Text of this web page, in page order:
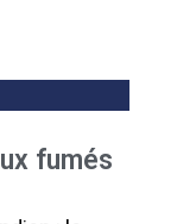
fumés